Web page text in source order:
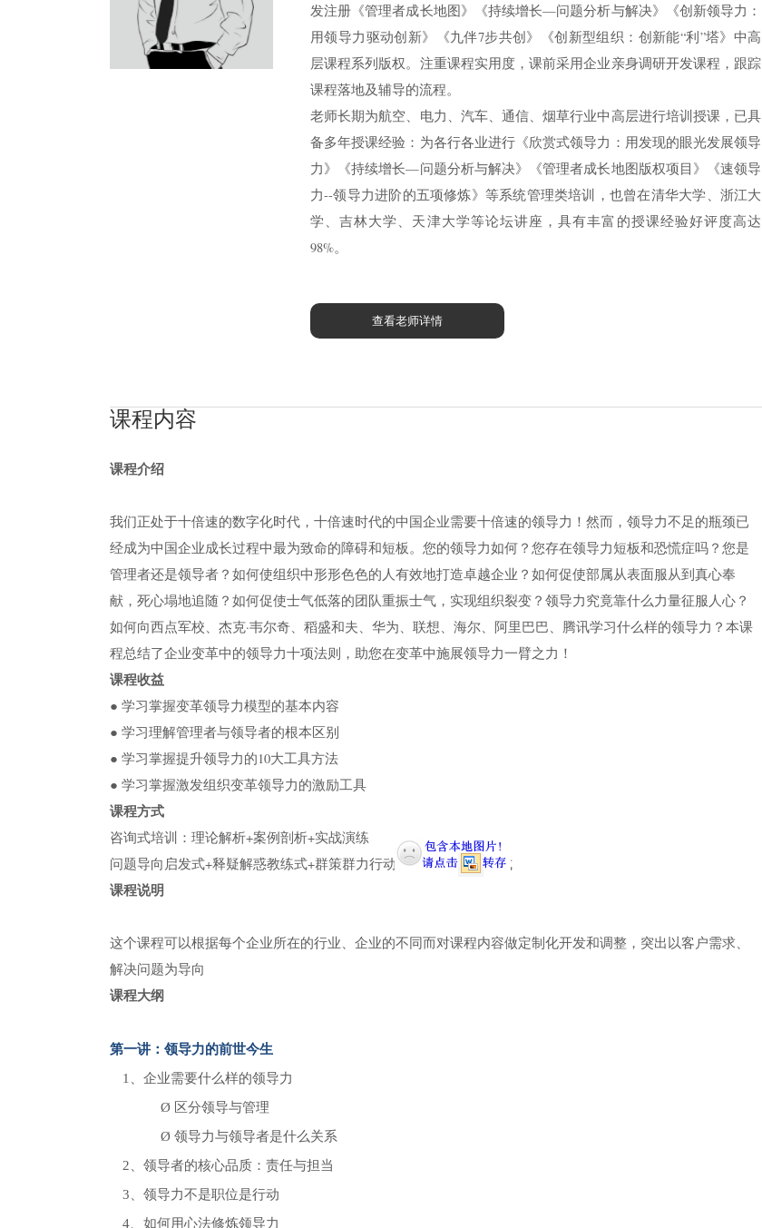
发注册《管理者成长地图》《持续增长—问题分析与解决》《创新领导力：
用领导力驱动创新》《九伴7步共创》《创新型组织：创新能“利”塔》中高
层课程系列版权。注重课程实用度，课前采用企业亲身调研开发课程，跟踪
课程落地及辅导的流程。
老师长期为航空、电力、汽车、通信、烟草行业中高层进行培训授课，已具
备多年授课经验：为各行各业进行《欣赏式领导力：用发现的眼光发展领导
力》《持续增长—问题分析与解决》《管理者成长地图版权项目》《速领导
力--领导力进阶的五项修炼》等系统管理类培训，也曾在清华大学、浙江大
学、吉林大学、天津大学等论坛讲座，具有丰富的授课经验好评度高达
98%。
查看老师详情
课程内容
课程介绍
我们正处于十倍速的数字化时代，十倍速时代的中国企业需要十倍速的领导力！然而，领导力不足的瓶颈已
经成为中国企业成长过程中最为致命的障碍和短板。您的领导力如何？您存在领导力短板和恐慌症吗？您是
管理者还是领导者？如何使组织中形形色色的人有效地打造卓越企业？如何促使部属从表面服从到真心奉
献，死心塌地追随？如何促使士气低落的团队重振士气，实现组织裂变？领导力究竟靠什么力量征服人心？
如何向西点军校、杰克·韦尔奇、稻盛和夫、华为、联想、海尔、阿里巴巴、腾讯学习什么样的领导力？本课
程总结了企业变革中的领导力十项法则，助您在变革中施展领导力一臂之力！
课程收益
● 学习掌握变革领导力模型的基本内容
● 学习理解管理者与领导者的根本区别
● 学习掌握提升领导力的10大工具方法
● 学习掌握激发组织变革领导力的激励工具
课程方式
咨询式培训：理论解析+案例剖析+实战演练
问题导向启发式+释疑解惑教练式+群策群力行动式+落地工具咨询式
课程说明
这个课程可以根据每个企业所在的行业、企业的不同而对课程内容做定制化开发和调整，突出以客户需求、
解决问题为导向
课程大纲
第一讲：领导力的前世今生
1、 企业需要什么样的领导力
Ø 区分领导与管理
Ø 领导力与领导者是什么关系
2、领导者的核心品质：责任与担当
3、领导力不是职位是行动
4、如何用心法修炼领导力